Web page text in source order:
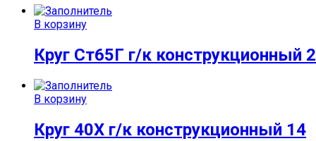
В корзину
Круг Ст65Г г/к конструкционный
В корзину
Круг 40Х г/к конструкционный 14